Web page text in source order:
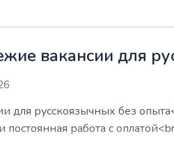
вакансии для
для русскоязычных без
работа с